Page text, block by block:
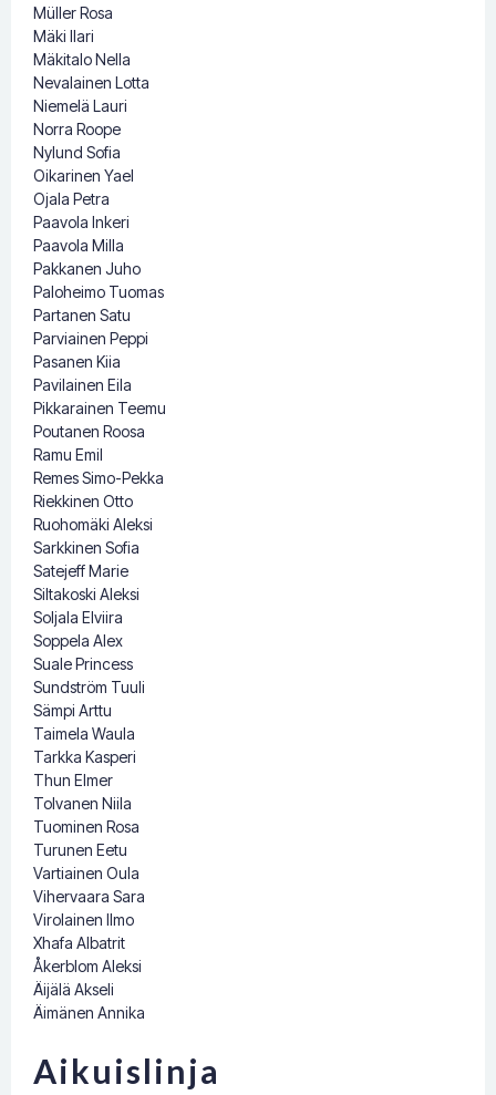
Müller Rosa
Mäki Ilari
Mäkitalo Nella
Nevalainen Lotta
Niemelä Lauri
Norra Roope
Nylund Sofia
Oikarinen Yael
Ojala Petra
Paavola Inkeri
Paavola Milla
Pakkanen Juho
Paloheimo Tuomas
Partanen Satu
Parviainen Peppi
Pasanen Kiia
Pavilainen Eila
Pikkarainen Teemu
Poutanen Roosa
Ramu Emil
Remes Simo-Pekka
Riekkinen Otto
Ruohomäki Aleksi
Sarkkinen Sofia
Satejeff Marie
Siltakoski Aleksi
Soljala Elviira
Soppela Alex
Suale Princess
Sundström Tuuli
Sämpi Arttu
Taimela Waula
Tarkka Kasperi
Thun Elmer
Tolvanen Niila
Tuominen Rosa
Turunen Eetu
Vartiainen Oula
Vihervaara Sara
Virolainen Ilmo
Xhafa Albatrit
Åkerblom Aleksi
Äijälä Akseli
Äimänen Annika
Aikuislinja